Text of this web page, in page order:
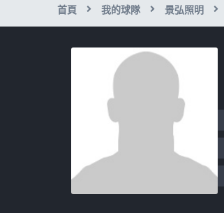
首頁 我的球隊 景弘照明